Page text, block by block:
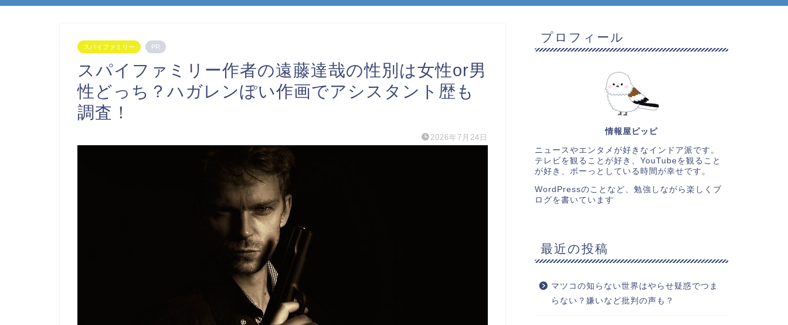
スパイファミリー PR
スパイファミリー作者の遠藤達哉の性別は女性or男
性どっち？ハガレンぽい作画でアシスタント歴も
調査！
2026年7月24日
プロフィール
情報屋ピッピ
ニュースやエンタメが好きなインドア派です。
テレビを観ることが好き、YouTubeを観ること
が好き、ボーっとしている時間が幸せです。
WordPressのことなど、勉強しながら楽しくブ
ログを書いています
最近の投稿
マツコの知らない世界はやらせ疑惑でつま
らない？嫌いなど批判の声も？